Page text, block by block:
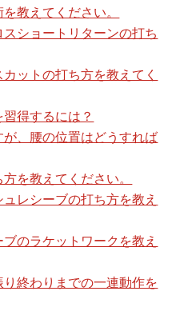
教えてください。
ショートリターンの打ち
ットの打ち方を教えてく
得するには？
、腰の位置はどうすれば
を教えてください。
レシーブの打ち方を教え
のラケットワークを教え
終わりまでの一連動作を